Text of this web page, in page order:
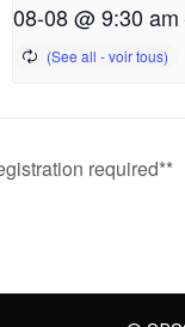
08-08 @ 9:30 am
required**